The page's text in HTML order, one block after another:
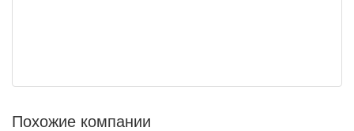
Похожие компании